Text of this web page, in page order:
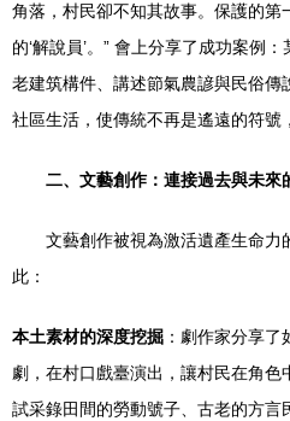
角落，村民卻不知其故事。保護的第
的‘解說員’。” 會上分享了成功案例
老建筑構件、講述節氣農諺與民俗
社區生活，使傳統不再是遙遠的符號
二、文藝創作：連接過去與未來
文藝創作被視為激活遺產生命
此：
本土素材的深度挖掘 ：劇作家分享
劇，在村口戲臺演出，讓村民在角
試采錄田間的勞動號子、古老的方言